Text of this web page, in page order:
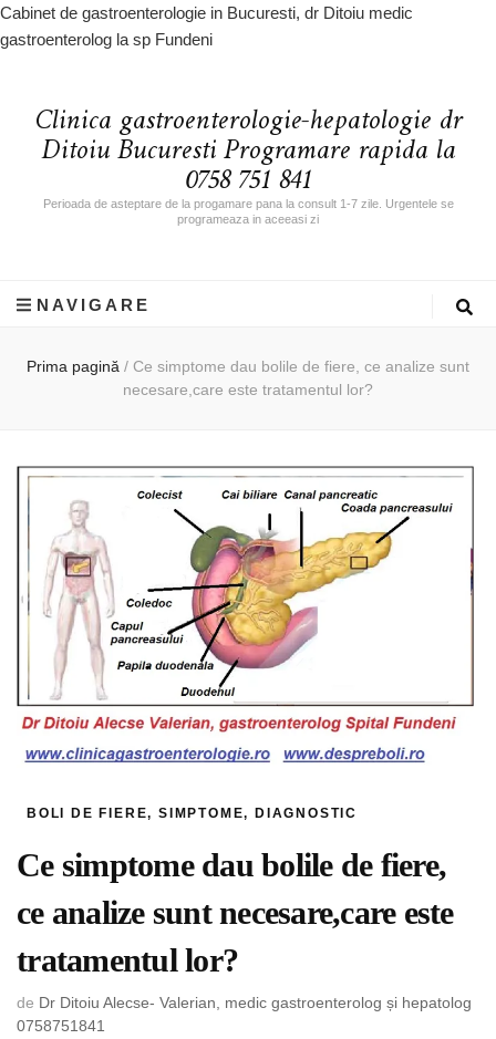
Cabinet de gastroenterologie in Bucuresti, dr Ditoiu medic
gastroenterolog la sp Fundeni
Clinica gastroenterologie-hepatologie dr
Ditoiu Bucuresti Programare rapida la
0758 751 841
Perioada de asteptare de la progamare pana la consult 1-7 zile. Urgentele se
programeaza in aceeasi zi
NAVIGARE
Prima pagină / Ce simptome dau bolile de fiere, ce analize sunt
necesare,care este tratamentul lor?
BOLI DE FIERE, SIMPTOME, DIAGNOSTIC
Ce simptome dau bolile de fiere,
ce analize sunt necesare,care este
tratamentul lor?
de Dr Ditoiu Alecse- Valerian, medic gastroenterolog și hepatolog
0758751841